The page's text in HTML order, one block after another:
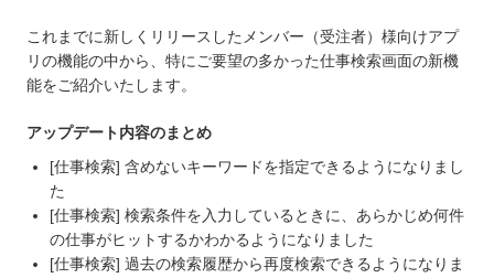
これまでに新しくリリースしたメンバー（受注者）様向けアプ
リの機能の中から、特にご要望の多かった仕事検索画面の新機
能をご紹介いたします。
アップデート内容のまとめ
[仕事検索] 含めないキーワードを指定できるようになりまし
た
[仕事検索] 検索条件を入力しているときに、あらかじめ何件
の仕事がヒットするかわかるようになりました
[仕事検索] 過去の検索履歴から再度検索できるようになりま